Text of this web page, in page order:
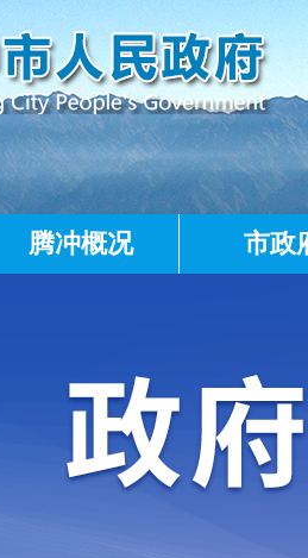
腾冲概况 市政